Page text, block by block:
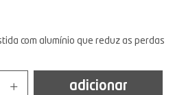
com alumínio que reduz as perdas
adicionar